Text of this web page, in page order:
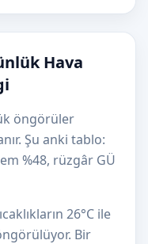
Hava
öngörüler
Şu anki tablo:
%48, rüzgâr GÜ
26°C ile
Bir